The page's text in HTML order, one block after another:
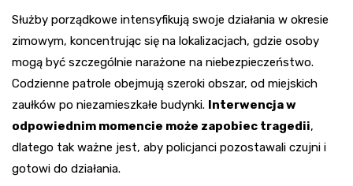
Służby porządkowe intensyfikują swoje działania w okresie
zimowym, koncentrując się na lokalizacjach, gdzie osoby
mogą być szczególnie narażone na niebezpieczeństwo.
Codzienne patrole obejmują szeroki obszar, od miejskich
zaułków po niezamieszkałe budynki. Interwencja w
odpowiednim momencie może zapobiec tragedii,
dlatego tak ważne jest, aby policjanci pozostawali czujni i
gotowi do działania.